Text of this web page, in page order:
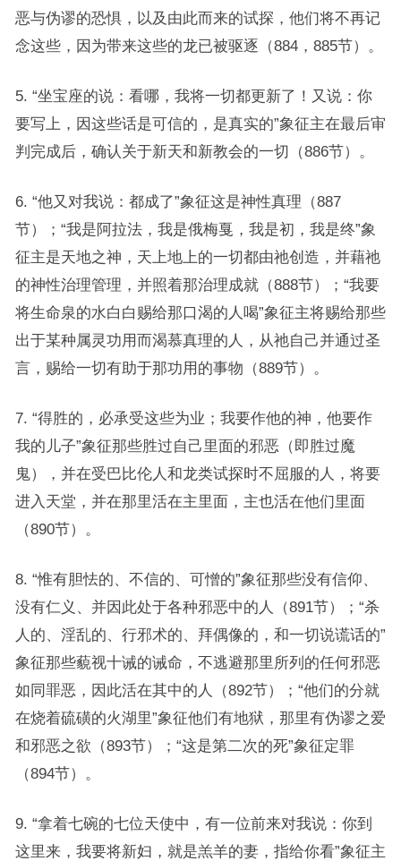
恶与伪谬的恐惧，以及由此而来的试探，他们将不再记
念这些，因为带来这些的龙已被驱逐（884，885节）。
5. “坐宝座的说：看哪，我将一切都更新了！又说：你
要写上，因这些话是可信的，是真实的”象征主在最后审
判完成后，确认关于新天和新教会的一切（886节）。
6. “他又对我说：都成了”象征这是神性真理（887
节）；“我是阿拉法，我是俄梅戛，我是初，我是终”象
征主是天地之神，天上地上的一切都由祂创造，并藉祂
的神性治理管理，并照着那治理成就（888节）；“我要
将生命泉的水白白赐给那口渴的人喝”象征主将赐给那些
出于某种属灵功用而渴慕真理的人，从祂自己并通过圣
言，赐给一切有助于那功用的事物（889节）。
7. “得胜的，必承受这些为业；我要作他的神，他要作
我的儿子”象征那些胜过自己里面的邪恶（即胜过魔
鬼），并在受巴比伦人和龙类试探时不屈服的人，将要
进入天堂，并在那里活在主里面，主也活在他们里面
（890节）。
8. “惟有胆怯的、不信的、可憎的”象征那些没有信仰、
没有仁义、并因此处于各种邪恶中的人（891节）；“杀
人的、淫乱的、行邪术的、拜偶像的，和一切说谎话的”
象征那些藐视十诫的诫命，不逃避那里所列的任何邪恶
如同罪恶，因此活在其中的人（892节）；“他们的分就
在烧着硫磺的火湖里”象征他们有地狱，那里有伪谬之爱
和邪恶之欲（893节）；“这是第二次的死”象征定罪
（894节）。
9. “拿着七碗的七位天使中，有一位前来对我说：你到
这里来，我要将新妇，就是羔羊的妻，指给你看”象征主